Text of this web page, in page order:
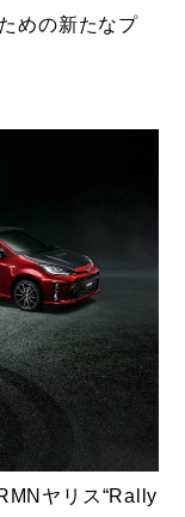
めの新たなプ
ヤリス“Rally